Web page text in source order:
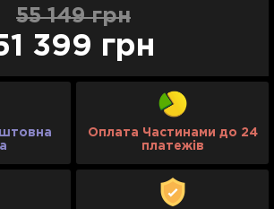
55 149 грн
399 грн
Оплата Частинами до 24
платежів